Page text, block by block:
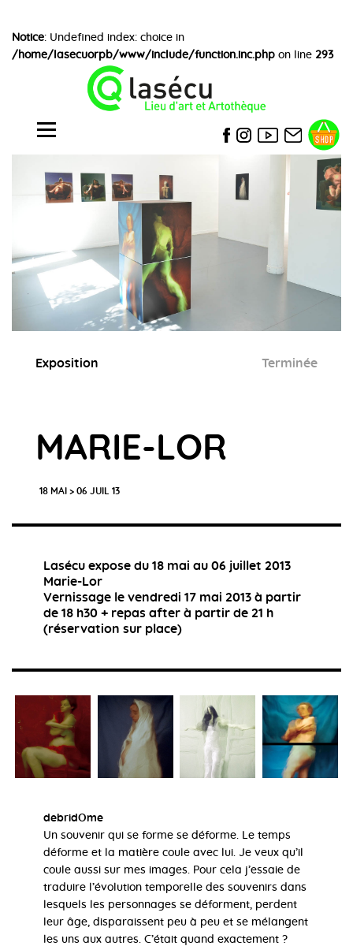
Notice: Undefined index: choice in
/home/lasecuorpb/www/include/function.inc.php on line 293
Exposition Terminée
MARIE-LOR
18 MAI > 06 JUIL 13
Lasécu expose du 18 mai au 06 juillet 2013
Marie-Lor
Vernissage le vendredi 17 mai 2013 à partir
de 18 h30 + repas after à partir de 21 h
(réservation sur place)
debridOme
Un souvenir qui se forme se déforme. Le temps
déforme et la matière coule avec lui. Je veux qu’il
coule aussi sur mes images. Pour cela j’essaie de
traduire l’évolution temporelle des souvenirs dans
lesquels les personnages se déforment, perdent
leur âge, disparaissent peu à peu et se mélangent
les uns aux autres. C’était quand exactement ?